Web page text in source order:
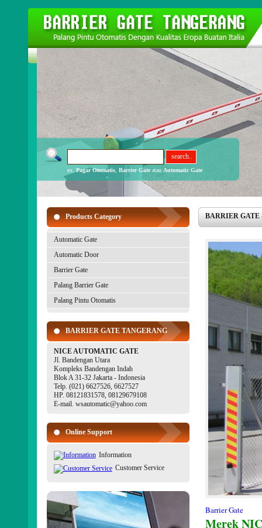
ex. Pagar Otomatis, Barrier Gateatau Automatic Gate
Products Category
Automatic Gate
Automatic Door
Barrier Gate
Palang Barrier Gate
Palang Pintu Otomatis
BARRIER GATE TANGERANG
NICE AUTOMATIC GATE
Jl. Bandengan Utara
Kompleks Bandengan Indah
Blok A 31-32 Jakarta - Indonesia
Telp. (021) 6627526, 6627527
HP. 08121831578, 08129679108
E-mail. wsautomatic@yahoo.com
Online Support
Information
Customer Service
BARRIER GATE
Barrier Gate
Merek